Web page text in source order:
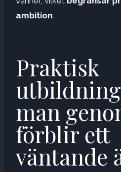
ambition.
Praktisk
man
förblir ett
väntande